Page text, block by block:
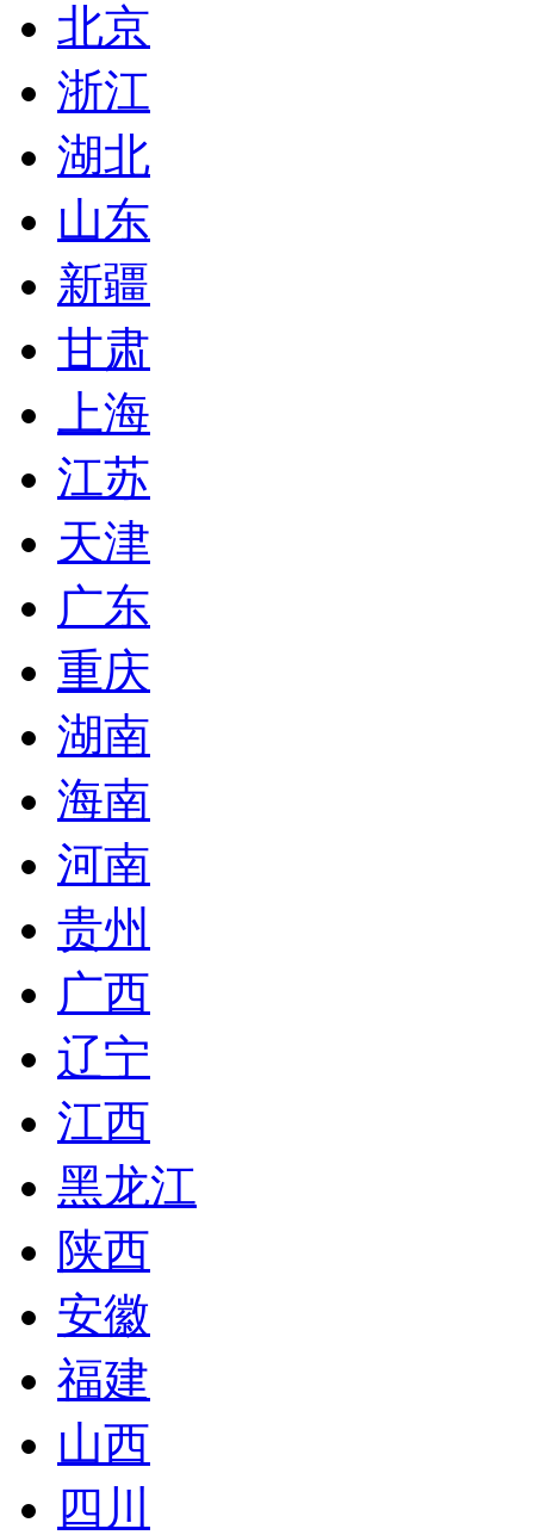
北京
浙江
湖北
山东
新疆
甘肃
上海
江苏
天津
广东
重庆
湖南
海南
河南
贵州
广西
辽宁
江西
黑龙江
陕西
安徽
福建
山西
四川